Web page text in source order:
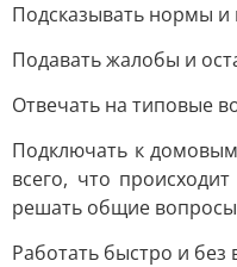
Подсказывать нормы и
Подавать жалобы и
Отвечать на типовые
Подключать к
всего, что
решать общие вопросы
Работать быстро и без